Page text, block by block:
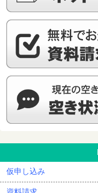
仮申し込み